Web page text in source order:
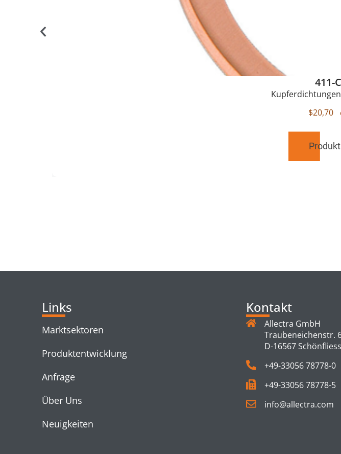
411-
Kupferdichtungen
$20,70
Links
Marktsektoren
Produktentwicklung
Anfrage
Über Uns
Neuigkeiten
Kontakt
Allectra GmbH
Traubeneichenstr.
D-16567
+49-33056 78778-0
+49-33056 78778-5
info@allectra.com